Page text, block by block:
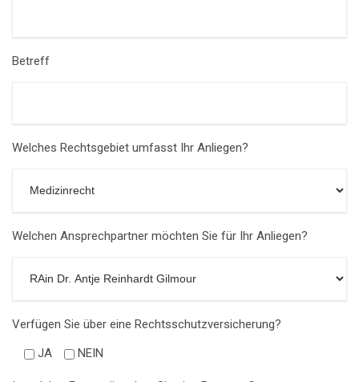
Betreff
Welches Rechtsgebiet umfasst Ihr Anliegen?
Welchen Ansprechpartner möchten Sie für Ihr Anliegen?
Verfügen Sie über eine Rechtsschutzversicherung?
JA
NEIN